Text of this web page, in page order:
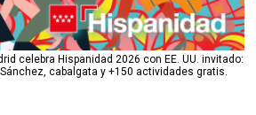
celebra Hispanidad 2026 con EE. UU. invitado:
cabalgata y +150 actividades gratis.